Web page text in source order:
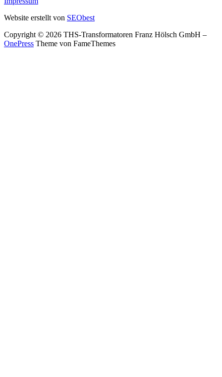
Website erstellt von SEObest
Copyright © 2026 THS-Transformatoren Franz Hölsch GmbH –
OnePress Theme von FameThemes